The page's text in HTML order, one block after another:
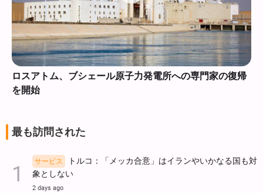
ロスアトム、ブシェール原子力発電所への専門家の復帰
を開始
最も訪問された
サービス
トルコ：「メッカ合意」はイランやいかなる国も対
象としない
2 days ago